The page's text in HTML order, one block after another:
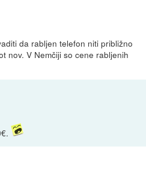
da rabljen telefon niti približno
nov. V Nemčiji so cene rabljenih